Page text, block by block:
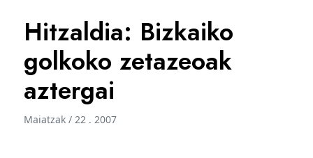
Hitzaldia: Bizkaiko
golkoko zetazeoak
aztergai
Maiatzak / 22 . 2007